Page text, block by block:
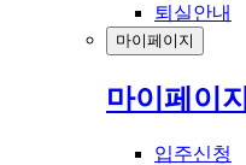
퇴실안내
마이페이지
마이페이지
입주신청